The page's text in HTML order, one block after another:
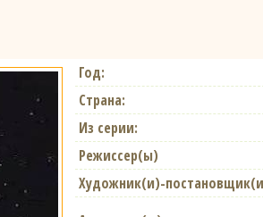
Год:
Страна:
Из серии:
Режиссер(ы)
Художник(и)-